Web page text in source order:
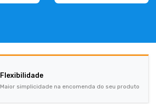
Flexibilidade
Maior simplicidade na encomenda do seu produto